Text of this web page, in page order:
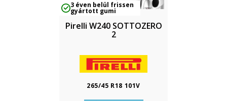
3 éven belül frissen
gyártott gumi
Pirelli W240 SOTTOZERO
2
265/45 R18 101V